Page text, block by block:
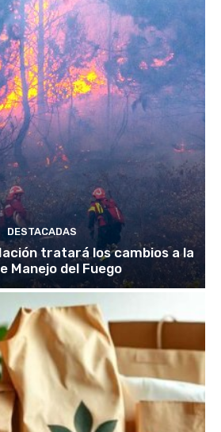
DESTACADAS
tratará los cambios a la
Manejo del Fuego